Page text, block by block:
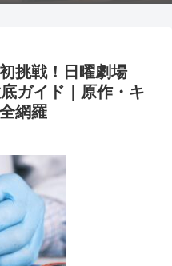
挑戦！日曜劇場
ガイド｜原作・キ
網羅